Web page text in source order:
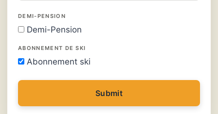
DEMI-PENSION
Demi-Pension
ABONNEMENT DE SKI
Abonnement ski
Submit